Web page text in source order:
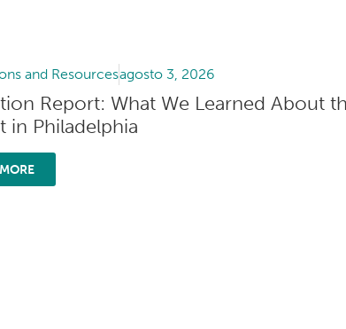
and Resourcesagosto 3, 2026
Report: What We Learned About
in Philadelphia